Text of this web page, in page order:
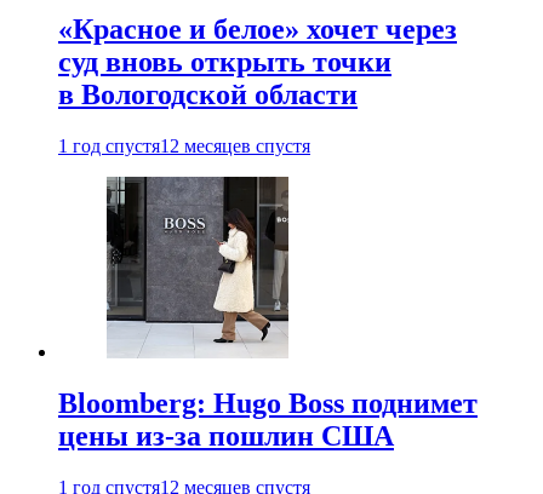
«Красное и белое» хочет через
суд вновь открыть точки
в Вологодской области
1 год спустя12 месяцев спустя
Bloomberg: Hugo Boss поднимет
цены из-за пошлин США
1 год спустя12 месяцев спустя